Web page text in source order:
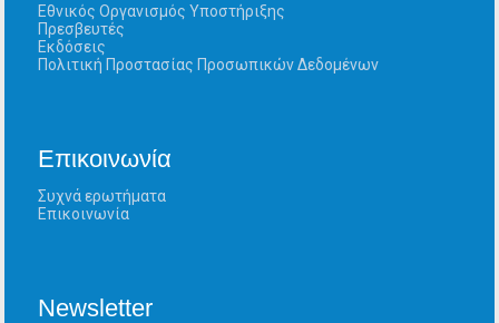
Εθνικός Οργανισμός Υποστήριξης
Πρεσβευτές
Εκδόσεις
Πολιτική Προστασίας Προσωπικών Δεδομένων
Επικοινωνία
Συχνά ερωτήματα
Επικοινωνία
Newsletter